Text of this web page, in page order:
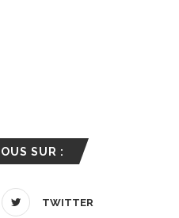
SUR :
TWITTER